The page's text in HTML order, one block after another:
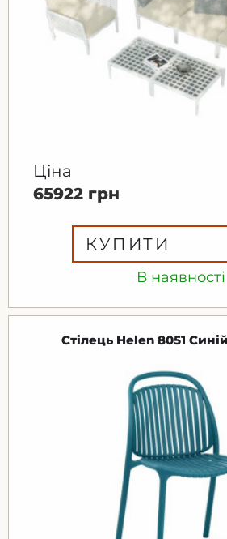
В наявності
Ціна
65922 грн
КУПИТИ
Стілець Helen 8051